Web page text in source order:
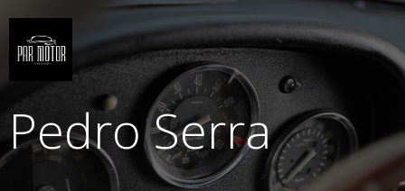
contenido
Pedro Serra